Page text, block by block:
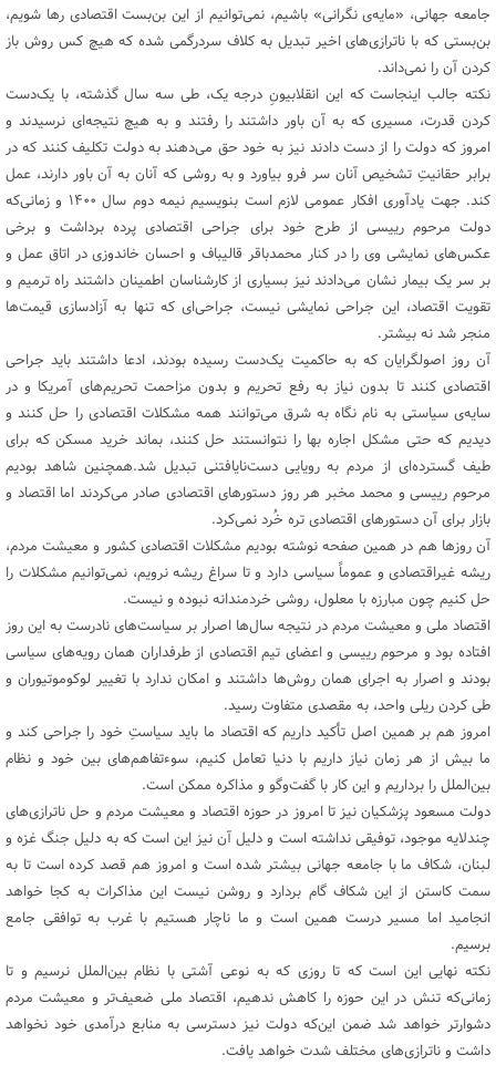
جامعه جهانی، «مایه‌ی نگرانی» باشیم، نمی‌توانیم از این بن‌بست اقتصادی رها شویم،
بن‌بستی که با ناترازی‌های اخیر تبدیل به کلاف سردرگمی شده که هیچ کس روش باز
کردن آن را نمی‌داند.
نکته جالب اینجاست که این انقلابیونِ درجه یک، طی سه سال گذشته، با یک‌دست
کردن قدرت، مسیری که به آن باور داشتند را رفتند و به هیچ نتیجه‌ای نرسیدند و
امروز که دولت را از دست دادند نیز به خود حق می‌دهند به دولت تکلیف کنند که در
برابر حقانیتِ تشخیص آنان سر فرو بیاورد و به روشی که آنان به آن باور دارند، عمل
کند. جهت یادآوری افکار عمومی لازم است بنویسیم نیمه دوم سال ۱۴۰۰ و زمانی‌که
دولت مرحوم رییسی از طرح خود برای جراحی اقتصادی پرده برداشت و برخی
عکس‌های نمایشی وی را در کنار محمدباقر قالیباف و احسان خاندوزی در اتاق عمل و
بر سر یک بیمار نشان می‌دادند نیز بسیاری از کارشناسان اطمینان داشتند راه ترمیم و
تقویت اقتصاد، این جراحی نمایشی نیست، جراحی‌ای که تنها به آزادسازی قیمت‌ها
منجر شد نه بیشتر.
آن روز اصولگرایان که به حاکمیت یک‌دست رسیده بودند، ادعا داشتند باید جراحی
اقتصادی کنند تا بدون نیاز به رفع تحریم و بدون مزاحمت‌ تحریم‌های آمریکا و در
سایه‌ی سیاستی به نام نگاه به شرق می‌توانند همه مشکلات اقتصادی را حل کنند و
دیدیم که حتی مشکل اجاره بها را نتوانستند حل کنند، بماند خرید مسکن که برای
طیف گسترده‌ای از مردم به رویایی دست‌نایافتنی تبدیل شد.همچنین شاهد بودیم
مرحوم رییسی و محمد مخبر هر روز دستورهای اقتصادی صادر می‌کردند اما اقتصاد و
بازار برای آن دستورهای اقتصادی تره خُرد نمی‌کرد.
آن روزها هم در همین صفحه نوشته بودیم مشکلات اقتصادی کشور و معیشت مردم،
ریشه غیراقتصادی و عموماً سیاسی دارد و تا سراغ ریشه نرویم، نمی‌توانیم مشکلات را
حل کنیم چون مبارزه با معلول، روشی خردمندانه نبوده و نیست.
اقتصاد ملی و معیشت مردم در نتیجه سال‌ها اصرار بر سیاست‌های نادرست به این روز
افتاده بود و مرحوم رییسی و اعضای تیم اقتصادی از طرفداران همان رویه‌های سیاسی
بودند و اصرار به اجرای همان روش‌ها داشتند و امکان ندارد با تغییر لوکوموتیوران و
طی کردن ریلی واحد، به مقصدی متفاوت رسید.
امروز هم بر همین اصل تأکید داریم که اقتصاد ما باید سیاستِ خود را جراحی کند و
ما بیش از هر زمان نیاز داریم با دنیا تعامل کنیم، سوءتفاهم‌های بین خود و نظام
بین‌الملل را برداریم و این کار با گفت‌وگو و مذاکره ممکن است.
دولت مسعود پزشکیان نیز تا امروز در حوزه اقتصاد و معیشت مردم و حل ناترازی‌های
چندلایه موجود، توفیقی نداشته است و دلیل آن نیز این است که به دلیل جنگ غزه و
لبنان، شکاف ما با جامعه جهانی بیشتر شده است و امروز هم قصد کرده است تا به
سمت کاستن از این شکاف گام بردارد و روشن نیست این مذاکرات به کجا خواهد
انجامید اما مسیر درست همین است و ما ناچار هستیم با غرب به توافقی جامع
برسیم.
نکته نهایی این است که تا روزی که به نوعی آشتی با نظام بین‌الملل نرسیم و تا
زمانی‌که تنش در این حوزه را کاهش ندهیم، اقتصاد ملی ضعیف‌تر و معیشت مردم
دشوارتر خواهد شد ضمن این‌که دولت نیز دسترسی به منابع درآمدی خود نخواهد
داشت و ناترازی‌های مختلف شدت خواهد یافت.